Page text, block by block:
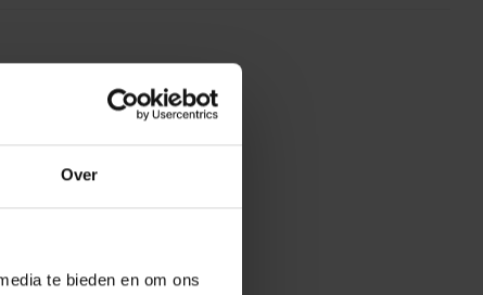
Over
te bieden en om ons